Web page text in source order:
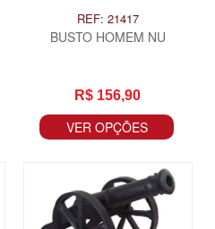
REF: 21417
BUSTO HOMEM NU
R$ 156,90
VER OPÇÕES